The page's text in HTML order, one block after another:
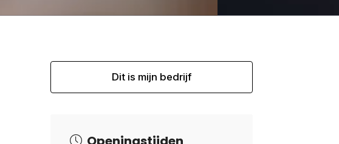
Dit is mijn bedrijf